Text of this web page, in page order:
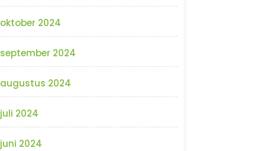
oktober 2024
september 2024
augustus 2024
juli 2024
juni 2024